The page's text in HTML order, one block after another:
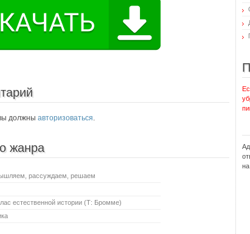
должны авторизоваться.
жанра
рассуждаем, решаем
естественной истории (Т: Бромме)
на